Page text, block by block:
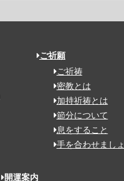
ご祈願
ご祈祷
密教とは
加持祈祷とは
節分について
息をすること
手を合わせまし
開運案内